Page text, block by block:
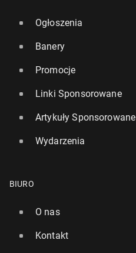
Ogłoszenia
Banery
Promocje
Linki Sponsorowane
Artykuły Sponsorowane
Wydarzenia
BIURO
O nas
Kontakt